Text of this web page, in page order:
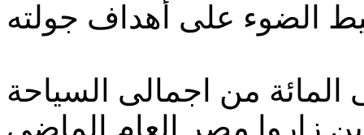
العربية نحو 20 فى المائة من اجمالى السياحة
زاروا مصر العام الماضي